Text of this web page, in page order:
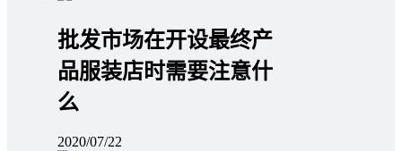
批发市场在开设最终产
品服装店时需要注意什
么
2020/07/22